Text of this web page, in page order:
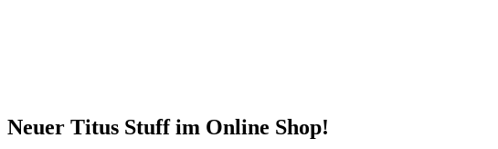
Neuer Titus Stuff im Online Shop!